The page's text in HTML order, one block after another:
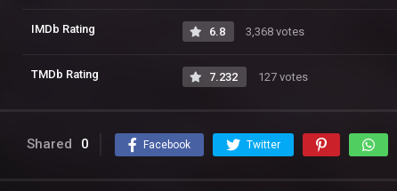
IMDb Rating 6.8 3,368 votes
TMDb Rating 7.232 127 votes
Shared 0 Facebook Twitter